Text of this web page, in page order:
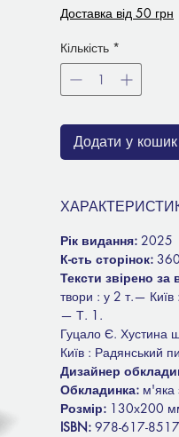
Доставка від 50 грн
Кількість *
Додати у кошик
Рік видання: 2025
К-сть сторінок:
Тексти звірено
твори : у 2 т.—
— Т. 1.
Гуцало Є. Хустина
Київ : Радянський
Дизайнер
Обкладинка: м'яка
Розмір: 130х200
ISBN: 978-617-